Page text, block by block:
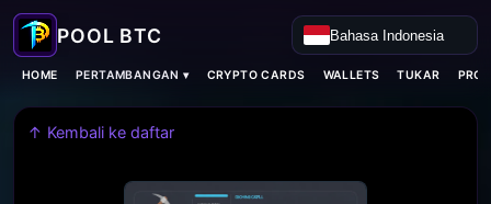
Bahasa Indonesia
HOME PERTAMBANGAN ▾ CRYPTO CARDS WALLETS TUKAR
↑ Kembali ke daftar